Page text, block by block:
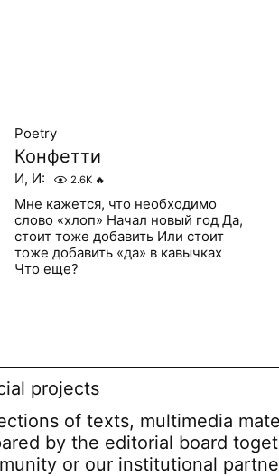
Poetry
Конфетти
И, И: 2.6K 🔥
Мне кажется, что необходимо
слово «хлоп» Начал новый год Да,
стоит тоже добавить Или стоит
тоже добавить «да» в кавычках
Что еще?
projects
of texts, multimedia
by the editorial board
or our institutional